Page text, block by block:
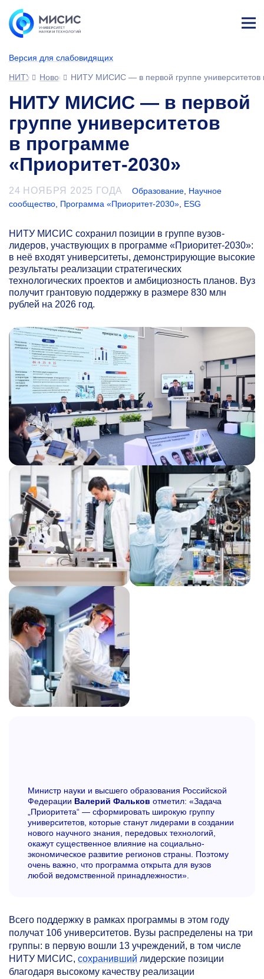
Версия для слабовидящих
ине
НИТУ МИСИС
НовостиНИТУ МИСИС — в первой группе университетов
НИТУ МИСИС — в первой
группе университетов
в программе
«Приоритет-2030»
24 НОЯБРЯ 2025 ГОДА Образование Научное
сообщество Программа «Приоритет-2030» ESG
НИТУ МИСИС сохранил позиции в группе вузов-
лидеров, участвующих в программе «Приоритет-2030»:
в неё входят университеты, демонстрирующие высокие
результаты реализации стратегических
технологических проектов и амбициозность планов. Вуз
получит грантовую поддержку в размере 830 млн
рублей на 2026 год.
Министр науки и высшего образования Российской
Федерации Валерий Фальков отметил: «Задача
„Приоритета“ — сформировать широкую группу
университетов, которые станут лидерами в создании
нового научного знания, передовых технологий,
окажут существенное влияние на социально-
экономическое развитие регионов страны. Поэтому
очень важно, что программа открыта для вузов
любой ведомственной принадлежности».
Всего поддержку в рамках программы в этом году
получат 106 университетов. Вузы распределены на три
группы: в первую вошли 13 учреждений, в том числе
НИТУ МИСИС, сохранивший лидерские позиции
благодаря высокому качеству реализации